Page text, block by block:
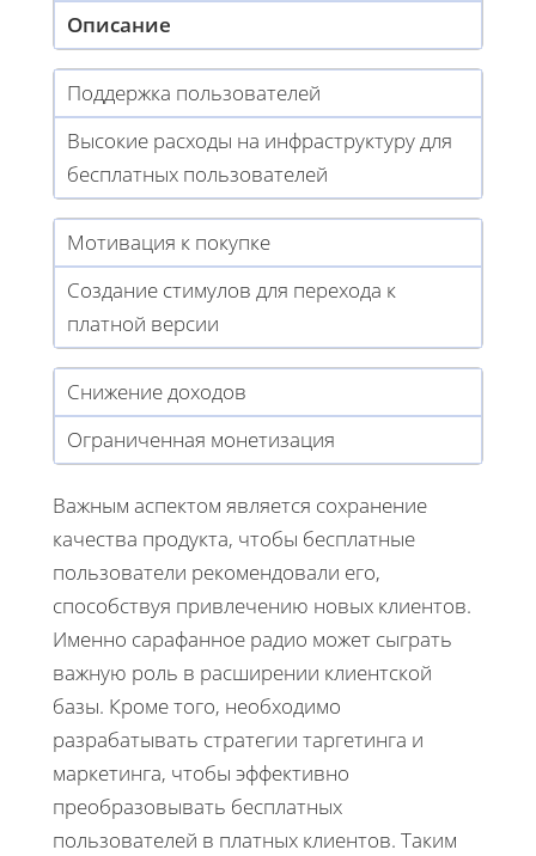
Описание
Поддержка пользователей
Высокие расходы на инфраструктуру для
бесплатных пользователей
Мотивация к покупке
Создание стимулов для перехода к
платной версии
Снижение доходов
Ограниченная монетизация
Важным аспектом является сохранение
качества продукта, чтобы бесплатные
пользователи рекомендовали его,
способствуя привлечению новых клиентов.
Именно сарафанное радио может сыграть
важную роль в расширении клиентской
базы. Кроме того, необходимо
разрабатывать стратегии таргетинга и
маркетинга, чтобы эффективно
преобразовывать бесплатных
пользователей в платных клиентов. Таким